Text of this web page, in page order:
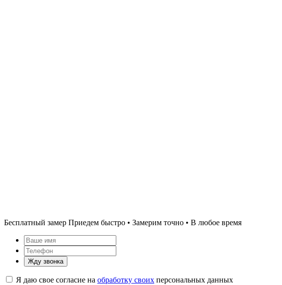
Бесплатный замер Приедем быстро • Замерим точно • В любое время
Жду звонка
Я даю свое согласие на обработку своих персональных данных